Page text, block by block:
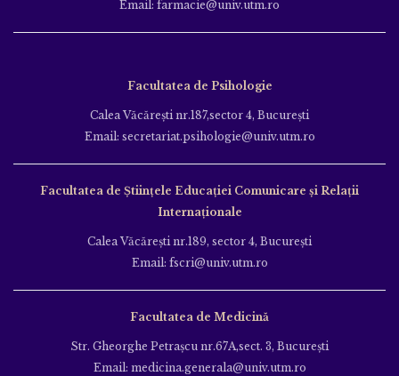
Email: farmacie@univ.utm.ro
Facultatea de Psihologie
Calea Văcăreşti nr.187,sector 4, Bucureşti
Email: secretariat.psihologie@univ.utm.ro
Facultatea de Ştiinţele Educației Comunicare și Relații
Internaționale
Calea Văcăreşti nr.189, sector 4, Bucureşti
Email: fscri@univ.utm.ro
Facultatea de Medicină
Str. Gheorghe Petraşcu nr.67A,sect. 3, Bucureşti
Email: medicina.generala@univ.utm.ro